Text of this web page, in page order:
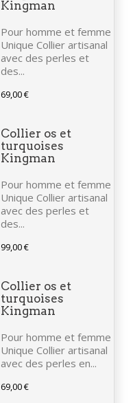
Kingman
Pour homme et femme
Unique Collier artisanal
avec des perles et
des...
69,00 €
Collier os et
turquoises
Kingman
Pour homme et femme
Unique Collier artisanal
avec des perles et
des...
99,00 €
Collier os et
turquoises
Kingman
Pour homme et femme
Unique Collier artisanal
avec des perles en...
69,00 €